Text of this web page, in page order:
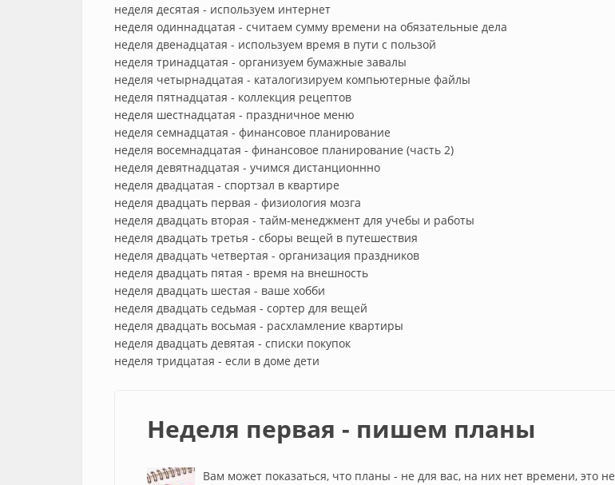
неделя десятая - используем интернет
неделя одиннадцатая - считаем сумму времени на обязательные дела
неделя двенадцатая - используем время в пути с пользой
неделя тринадцатая - организуем бумажные завалы
неделя четырнадцатая - каталогизируем компьютерные файлы
неделя пятнадцатая - коллекция рецептов
неделя шестнадцатая - праздничное меню
неделя семнадцатая - финансовое планирование
неделя восемнадцатая - финансовое планирование (часть 2)
неделя девятнадцатая - учимся дистанционнно
неделя двадцатая - спортзал в квартире
неделя двадцать первая - физиология мозга
неделя двадцать вторая - тайм-менеджмент для учебы и работы
неделя двадцать третья - сборы вещей в путешествия
неделя двадцать четвертая - организация праздников
неделя двадцать пятая - время на внешность
неделя двадцать шестая - ваше хобби
неделя двадцать седьмая - сортер для вещей
неделя двадцать восьмая - расхламление квартиры
неделя двадцать девятая - списки покупок
неделя тридцатая - если в доме дети
Неделя первая - пишем планы
Вам может показаться, что планы - не для вас, на них нет времени, это не